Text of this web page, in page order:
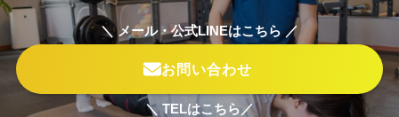
＼ メール・公式LINEはこちら ／
お問い合わせ
＼ TELはこちら／